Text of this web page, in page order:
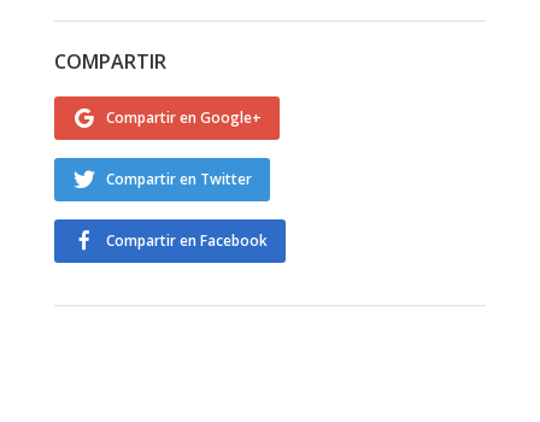
COMPARTIR
Compartir en Google+
Compartir en Twitter
Compartir en Facebook